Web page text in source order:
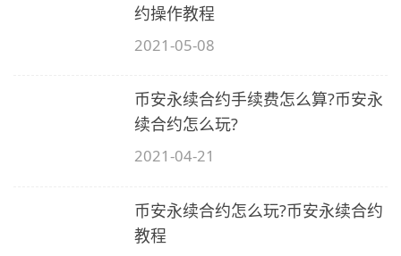
约操作教程
2021-05-08
币安永续合约手续费怎么算?币安永
续合约怎么玩?
2021-04-21
币安永续合约怎么玩?币安永续合约
教程